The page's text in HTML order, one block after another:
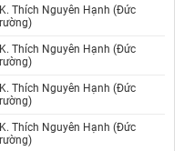
Thích Nguyên Hạnh (Đức
Thích Nguyên Hạnh (Đức
Thích Nguyên Hạnh (Đức
Thích Nguyên Hạnh (Đức